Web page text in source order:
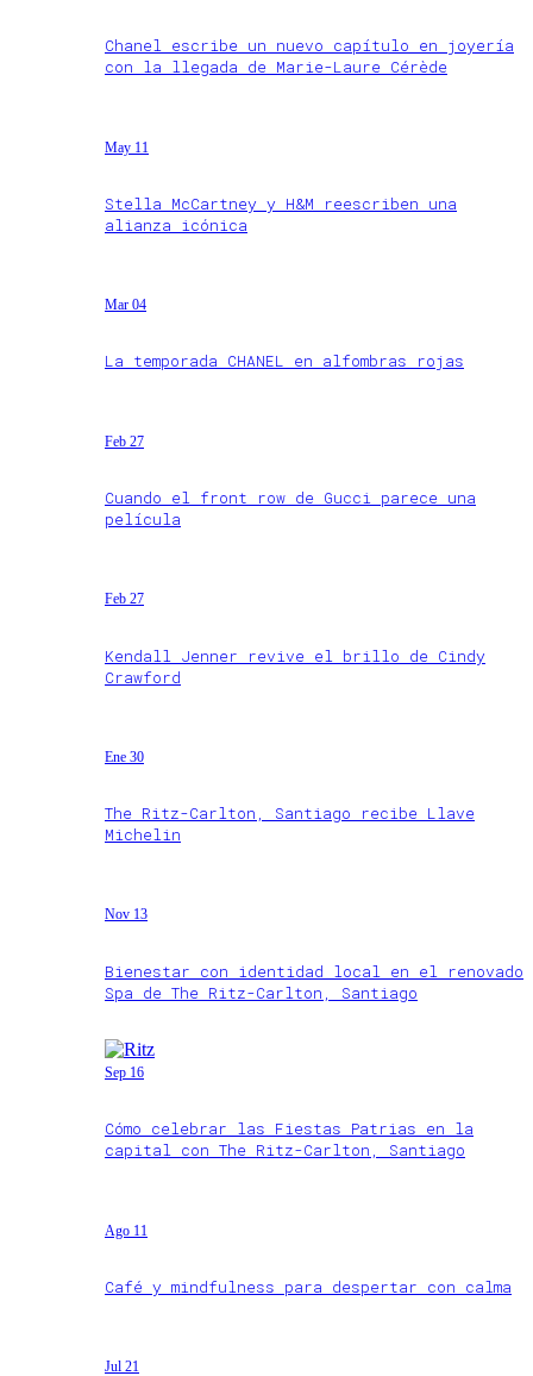
Chanel escribe un nuevo capítulo en joyería
con la llegada de Marie-Laure Cérède
May 11
Stella McCartney y H&M reescriben una
alianza icónica
Mar 04
La temporada CHANEL en alfombras rojas
Feb 27
Cuando el front row de Gucci parece una
película
Feb 27
Kendall Jenner revive el brillo de Cindy
Crawford
Ene 30
The Ritz-Carlton, Santiago recibe Llave
Michelin
Nov 13
Bienestar con identidad local en el renovado
Spa de The Ritz-Carlton, Santiago
Sep 16
Cómo celebrar las Fiestas Patrias en la
capital con The Ritz-Carlton, Santiago
Ago 11
Café y mindfulness para despertar con calma
Jul 21